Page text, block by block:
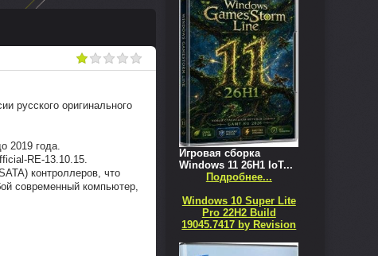
русского оригинального
2019 года.
RE-13.10.15.
контроллеров, что
современный компьютер,
Игровая сборка
Windows 11 26H1 IoT...
Подробнее...
Windows 10 Super Lite
Pro 22H2 Build
19045.7417 by Revision